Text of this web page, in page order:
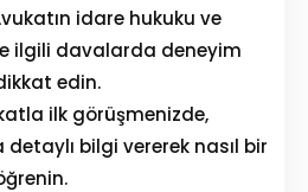
idare hukuku ve
ilgili davalarda deneyim
edin.
ilk görüşmenizde,
detaylı bilgi vererek nasıl bir
Us
Team
The blog
Contact Us